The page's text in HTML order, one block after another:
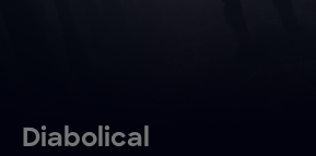
Diabolical